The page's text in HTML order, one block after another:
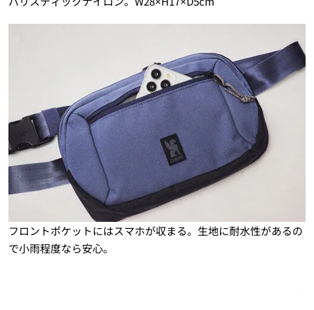
フロントポケットにはスマホが収まる。生地に耐水性があるの
で小雨程度なら安心。